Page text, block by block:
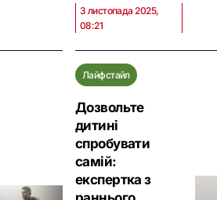
3 листопада 2025,
08:21
Лайфстайл
Дозвольте
дитині
спробувати
самій:
експертка з